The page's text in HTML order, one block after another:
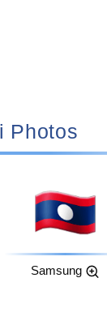
Photos
Samsung